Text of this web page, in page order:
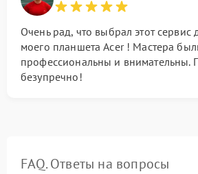
Очень рад, что выбрал этот сервис
моего планшета Acer ! Мастера
профессиональны и внимательны.
безупречно!
FAQ. Ответы на вопросы